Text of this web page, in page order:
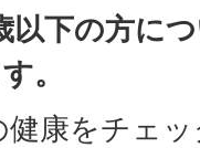
下の方に
。
康をチェ